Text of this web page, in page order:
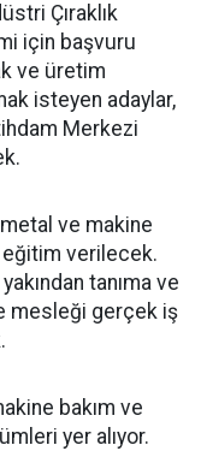
Çıraklık
için başvuru
ve üretim
isteyen adaylar,
Merkezi
metal ve makine
eğitim verilecek.
tanıma ve
mesleği gerçek iş
bakım ve
yer alıyor.